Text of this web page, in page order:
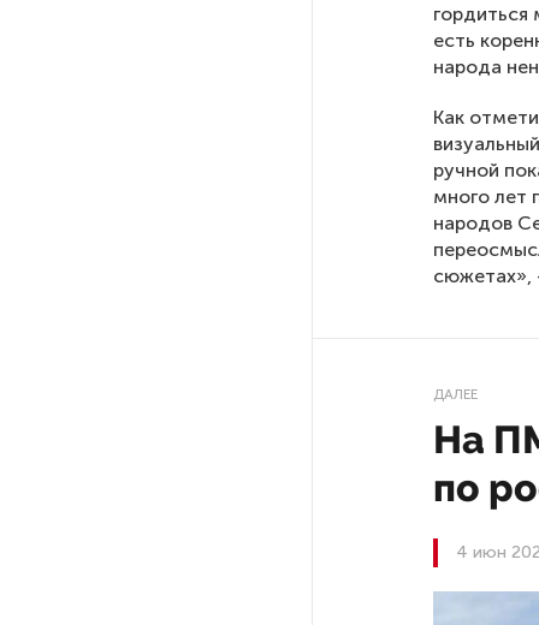
есть
народа
Как
ручной
много лет
народов
сюжетах»,
ДАЛЕЕ
На
по
4 июн